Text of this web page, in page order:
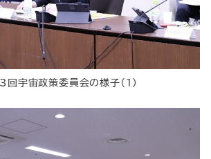
宇宙政策委員会の様子（１）